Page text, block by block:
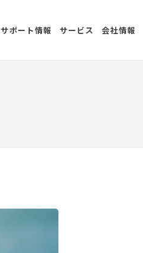
サポート情報 サービス 会社情報